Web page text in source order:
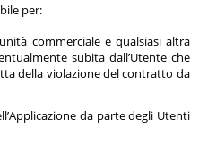
per:
commerciale e qualsiasi altra
subita dall’Utente che
della violazione del contratto da
da parte degli Utenti